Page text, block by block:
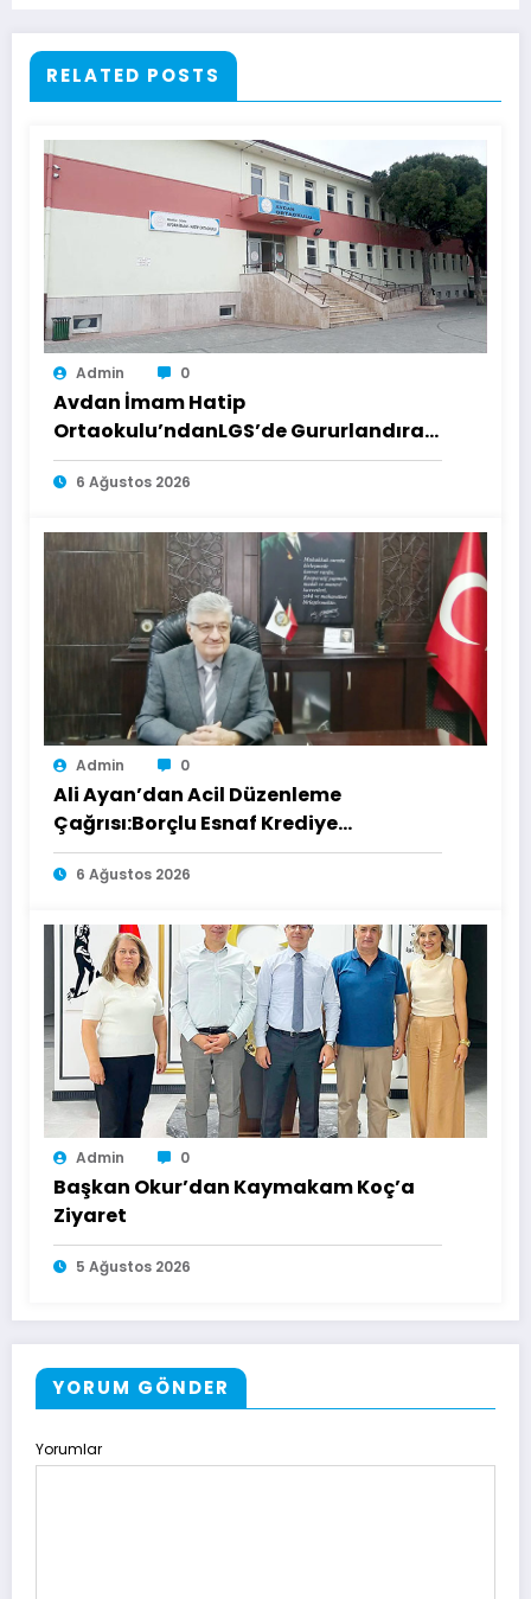
RELATED POSTS
Admin 0
Avdan İmam Hatip
Ortaokulu’ndanLGS’de Gururlandıran
Başarı
6 Ağustos 2026
Admin 0
Ali Ayan’dan Acil Düzenleme
Çağrısı:Borçlu Esnaf Krediye
Ulaşamıyor
6 Ağustos 2026
Admin 0
Başkan Okur’dan Kaymakam Koç’a
Ziyaret
5 Ağustos 2026
YORUM GÖNDER
Yorumlar